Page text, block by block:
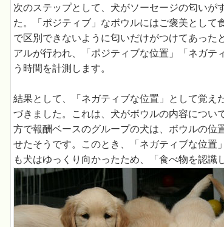
次のステップとして、犬がソーセージの匂いが
た。「ポジティブ」なボウルにはご褒美とし
で区別できないように匂いだけがつけてあった
アルが行われ、「ポジティブな位置」「ネガ
う時間を計測します。
結果として、「ネガティブな位置」として覚え
づきました。これは、犬がボウルの内容につい
方で報酬ベースのグループの犬は、ボウルの位
せたそうです。このとき、「ネガティブな位
も犬はゆっくり向かったため、「食べ物を認識